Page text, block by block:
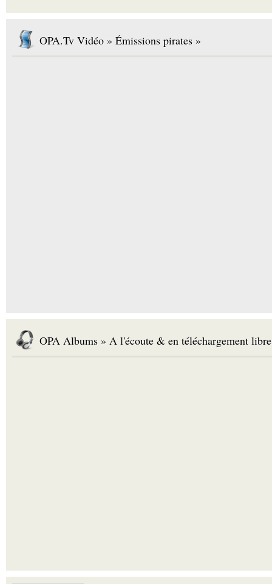
OPA.Tv Vidéo » Émissions pirates »
OPA Albums » A l'écoute & en téléchargement